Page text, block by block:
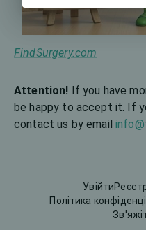
FindSurgery.com
Attention! If you have
be happy to accept it. If
contact us by email
Увійти
Політика